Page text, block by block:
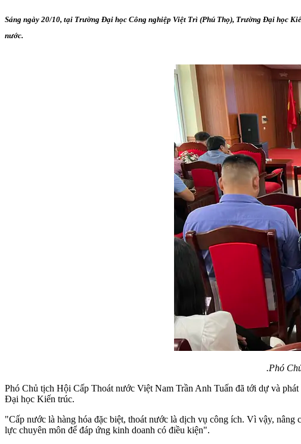
Sáng ngày 20/10, tại Trường Đại học Công nghiệp Việt Trì (Phú Thọ), Trường Đại học
nước.
.Phó
Phó Chủ tịch Hội Cấp Thoát nước Việt Nam Trần Anh Tuấn đã tới dự và
Đại học Kiến trúc.
"Cấp nước là hàng hóa đặc biệt, thoát nước là dịch vụ công ích. Vì vậy,
lực chuyên môn để đáp ứng kinh doanh có điều kiện".